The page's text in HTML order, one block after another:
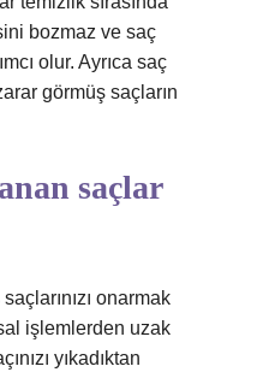
bozmaz ve saç
olur. Ayrıca saç
görmüş saçların
saçlar
onarmak
işlemlerden uzak
yıkadıktan